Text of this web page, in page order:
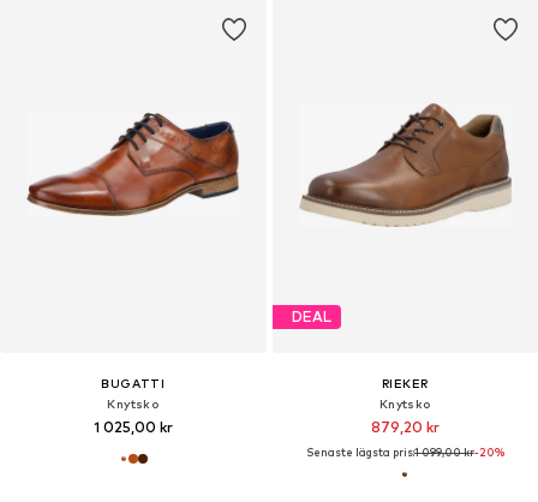
BUGATTI
Knytsko
1 025,00 kr
DEAL
RIEKER
Knytsko
879,20 kr
Senaste lägsta pris:1 099,00 kr-20%